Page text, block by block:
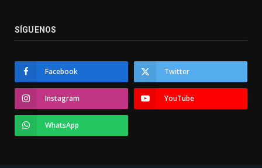
SÍGUENOS
Facebook Twitter
Instagram YouTube
WhatsApp